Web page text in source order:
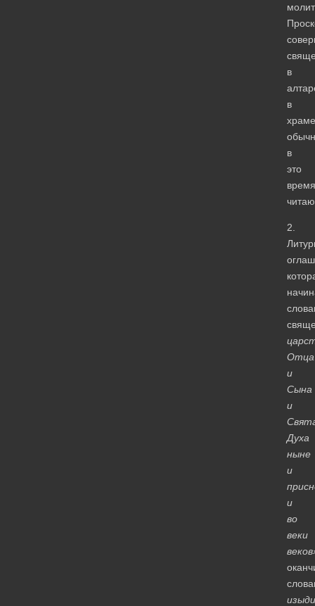
в
в
храме
в
это
время
2.
Отца
и
Сына
и
Духа
ныне
и
и
во
веки